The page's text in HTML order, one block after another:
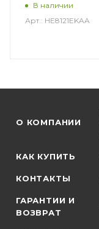
В наличии
Арт.: HE8121EKAA
О КОМПАНИИ
КАК КУПИТЬ
КОНТАКТЫ
ГАРАНТИИ И
ВОЗВРАТ